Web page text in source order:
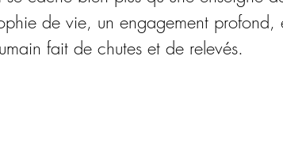
de vie, un engagement profond,
fait de chutes et de relevés.